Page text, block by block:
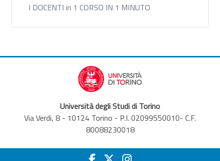
I DOCENTI in 1 CORSO IN 1 MINUTO
Università degli Studi di Torino
Via Verdi, 8 - 10124 Torino - P.I. 02099550010- C.F.
80088230018